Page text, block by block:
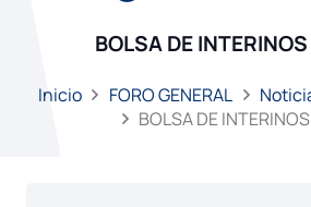
BOLSA DE
Inicio FORO GENERAL
BOLSA DE